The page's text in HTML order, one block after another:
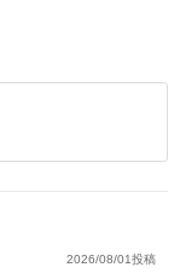
2026/08/01投稿